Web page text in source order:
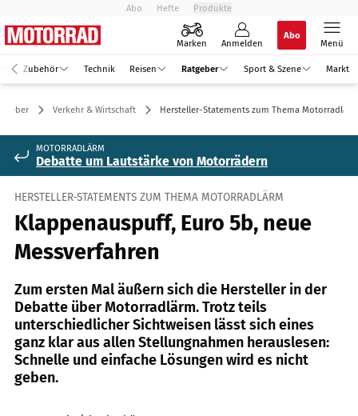
Abo Hefte Produkte
Marken Anmelden
Abo
Menü
Zubehör Technik Reisen Ratgeber Sport & Szene Markt
Verkehr & Wirtschaft Hersteller-Statements zum Thema Motorradlärm
MOTORRADLÄRM
Debatte um Lautstärke von Motorrädern
HERSTELLER-STATEMENTS ZUM THEMA MOTORRADLÄRM
Klappenauspuff, Euro 5b, neue
Messverfahren
Zum ersten Mal äußern sich die Hersteller in der
Debatte über Motorradlärm. Trotz teils
unterschiedlicher Sichtweisen lässt sich eines
ganz klar aus allen Stellungnahmen herauslesen:
Schnelle und einfache Lösungen wird es nicht
geben.